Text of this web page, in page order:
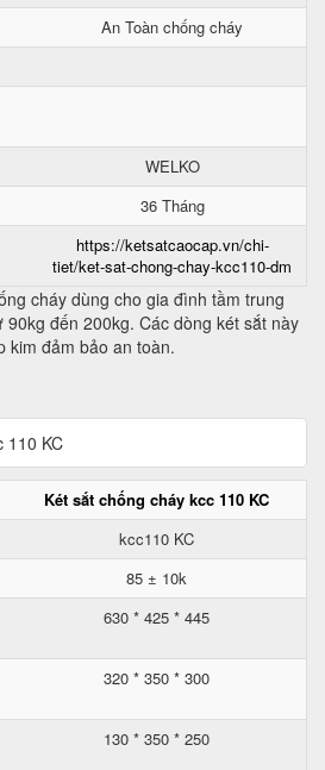
An Toàn chống cháy
WELKO
36 Tháng
https://ketsatcaocap.vn/chi-
tiet/ket-sat-chong-chay-kcc110-dm
cháy dùng cho gia đình tầm trung
đến 200kg. Các dòng két sắt này
kim đảm bảo an toàn.
Két sắt chống cháy kcc 110 KC
kcc110 KC
85 ± 10k
630 * 425 * 445
320 * 350 * 300
130 * 350 * 250